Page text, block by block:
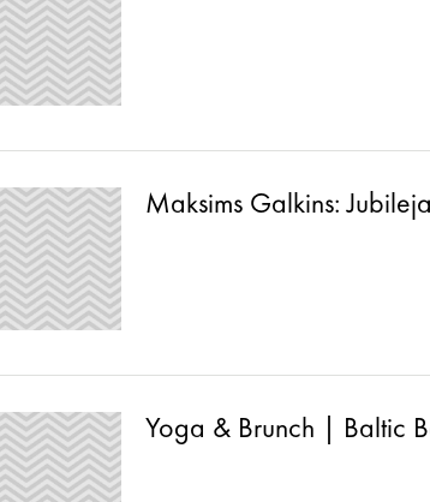
Maksims Galkins:
Yoga & Brunch | Baltic